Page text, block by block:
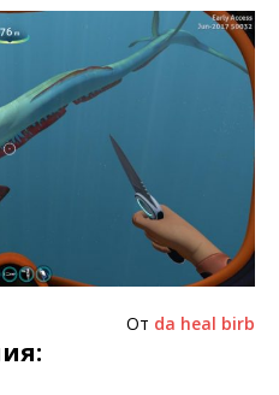
От da heal birb